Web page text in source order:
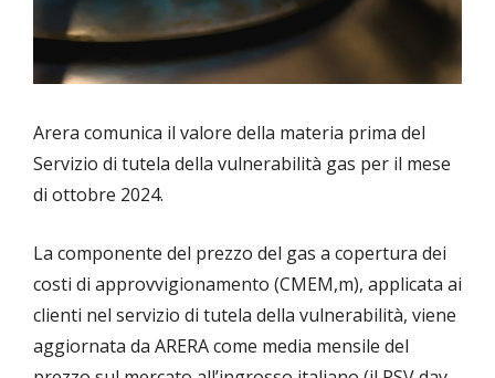
Arera comunica il valore della materia prima del
Servizio di tutela della vulnerabilità gas per il mese
di ottobre 2024.
La componente del prezzo del gas a copertura dei
costi di approvvigionamento (CMEM,m), applicata ai
clienti nel servizio di tutela della vulnerabilità, viene
aggiornata da ARERA come media mensile del